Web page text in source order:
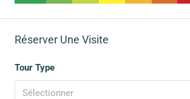
Réserver Une Visite
Tour Type
Sélectionner